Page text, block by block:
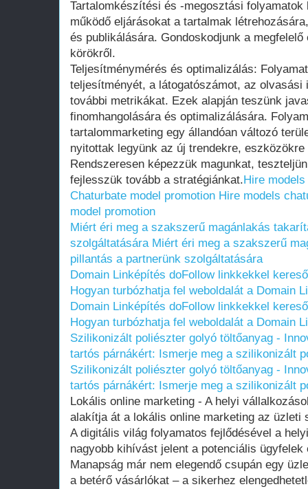
Tartalomkészítési és -megosztási
működő eljárásokat a tartalmak
és publikálására. Gondoskodjunk a
körökről.
Teljesítménymérés és optimalizálás:
teljesítményét, a látogatószámot, az olvasási
további metrikákat. Ezek alapján teszünk
finomhangolására és optimalizálására.
tartalommarketing egy állandóan változó
nyitottak legyünk az új trendekre,
Rendszeresen képezzük magunkat,
fejlesszük tovább a stratégiánkat.Hire
Chaturbate model promotion Hire models
model promotion
Miért éri meg a szakszerű magánlakás
szolgáltatására Miért éri meg a szakszerű
pillantás a partnerünk szolgáltatására
Domain Linképítés doFollow linkkekkel
Hogyan turbózhatja fel weboldalát a Domain
Domain Linképítés doFollow linkkekkel
Hogyan turbózhatja fel weboldalát a Domain
Szilikonizált poliészter golyó töltőanyag -
tartós párnákért: Ismerje meg a szilikonizált
Szilikonizált poliészter golyó töltőanyag -
tartós párnákért: Ismerje meg a szilikonizált
Lokális online marketing - A helyi
alakítja át a lokális online marketing az üzleti
A digitális világ folyamatos fejlődésével a
nagyobb kihívást jelent a potenciális
Manapság már nem elegendő csupán egy
a betérő vásárlókat – a sikerhez